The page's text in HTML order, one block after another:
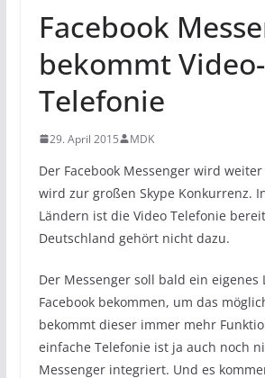
Facebook
bekommt Video-
Telefonie
29. April 2015 MDK
Der Facebook Messenger wird
wird zur großen Skype Konkurrenz.
Ländern ist die Video Telefonie
Deutschland gehört nicht dazu.
Der Messenger soll bald ein eigenes
Facebook bekommen, um das
bekommt dieser immer mehr
einfache Telefonie ist ja auch noch
Messenger integriert. Und es